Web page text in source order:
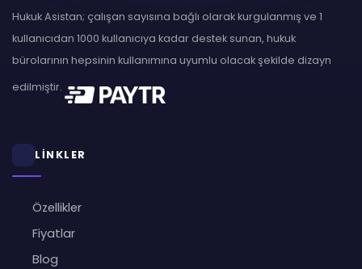
Hukuk Asistan; çalışan sayısına bağlı olarak kurgulanmış ve 1
kullanıcıdan 1000 kullanıcıya kadar destek sunan, hukuk
bürolarının hepsinin kullanımına uyumlu olacak şekilde dizayn
edilmiştir.
LİNKLER
Özellikler
Fiyatlar
Blog